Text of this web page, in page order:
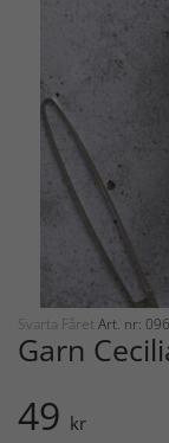
Svarta Fåret Art. nr:
Garn
49 kr